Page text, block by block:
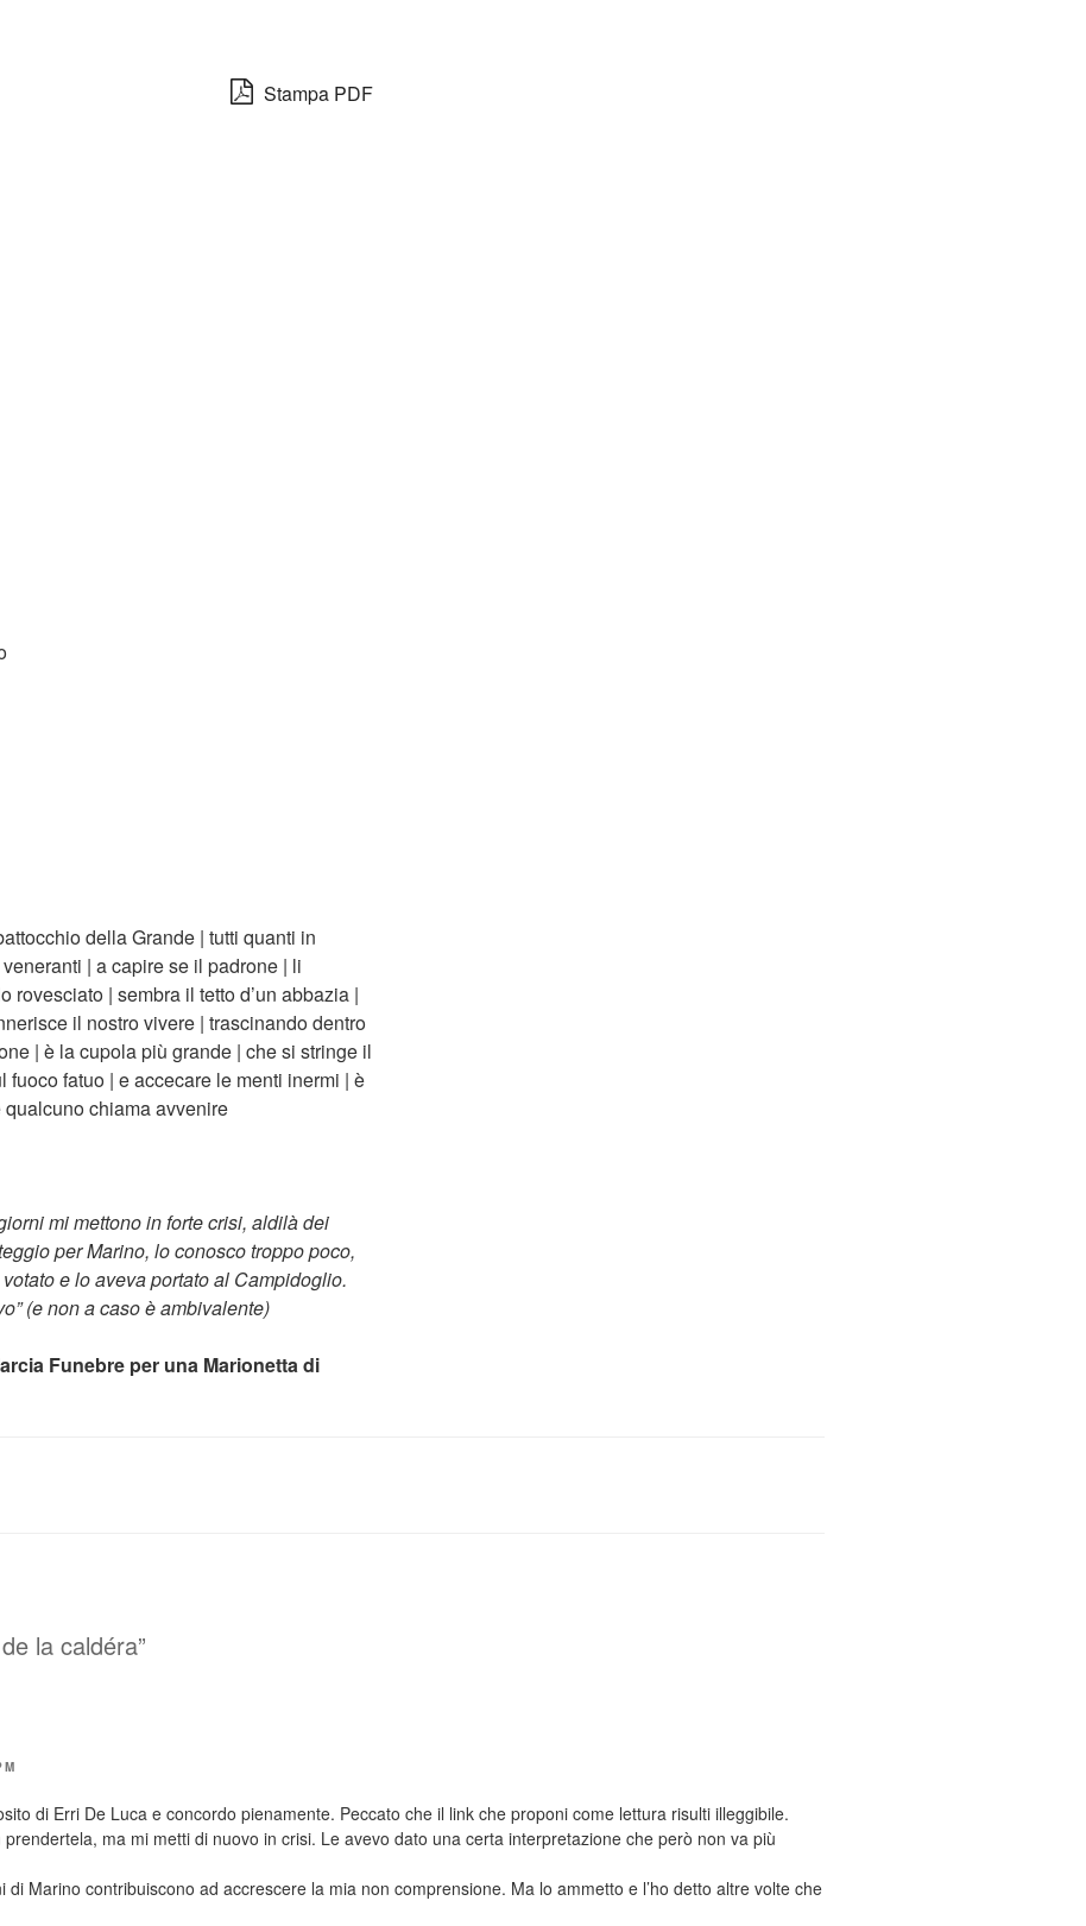
Stampa PDF
della Grande | tutti quanti in
| a capire se il padrone | li
rovesciato | sembra il tetto d’un abbazia |
il nostro vivere | trascinando dentro
| è la cupola più grande | che si stringe il
fuoco fatuo | e accecare le menti inermi | è
chiama avvenire
mi mettono in forte crisi, aldilà dei
per Marino, lo conosco troppo poco,
e lo aveva portato al Campidoglio.
(e non a caso è ambivalente)
Funebre per una Marionetta di
la caldéra”
di Erri De Luca e concordo pienamente. Peccato che il link che proponi come lettura risulti illeggibile.
prendertela, ma mi metti di nuovo in crisi. Le avevo dato una certa interpretazione che però non va più
di Marino contribuiscono ad accrescere la mia non comprensione. Ma lo ammetto e l’ho detto altre volte che